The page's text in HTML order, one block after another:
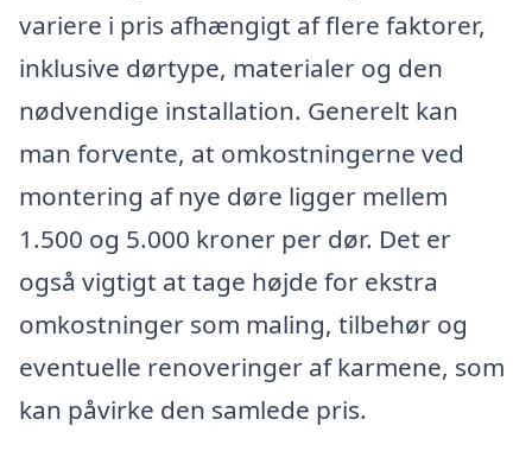
variere i pris afhængigt af flere faktorer,
inklusive dørtype, materialer og den
nødvendige installation. Generelt kan
man forvente, at omkostningerne ved
montering af nye døre ligger mellem
1.500 og 5.000 kroner per dør. Det er
også vigtigt at tage højde for ekstra
omkostninger som maling, tilbehør og
eventuelle renoveringer af karmene, som
kan påvirke den samlede pris.